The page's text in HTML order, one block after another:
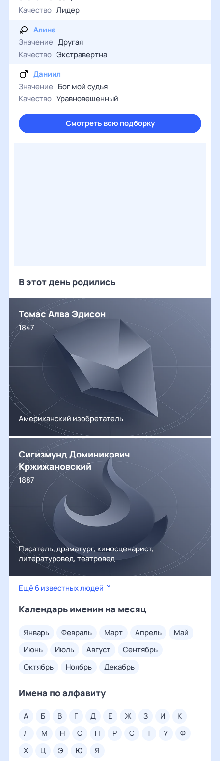
Качество Лидер
Алина
Значение Другая
Качество Экстравертна
Даниил
Значение Бог мой судья
Качество Уравновешенный
Смотреть всю подборку
В этот день родились
Томас Алва Эдисон
1847
Американский изобретатель
Сигизмунд Доминикович
Кржижановский
1887
Писатель, драматург, киносценарист,
литературовед, театровед
Ещё 6 известных людей
Календарь именин на месяц
январь февраль март апрель
май
июнь
июль август
сентябрь
октябрь
ноябрь декабрь
Имена по алфавиту
а б в г д е ж з и
к
л
м н о п р с т у
ф
х
ц э ю я